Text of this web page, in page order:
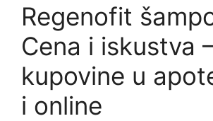
Regenofit
Cena i iskustva
kupovine u
i online